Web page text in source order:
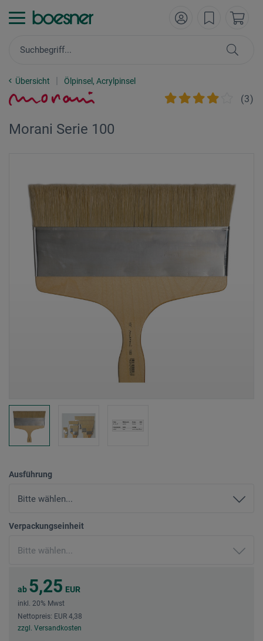
Übersicht Ölpinsel, Acrylpinsel
(3)
Morani Serie 100
Ausführung
Verpackungseinheit
ab 5,25 EUR
inkl. 20% Mwst
Nettopreis: EUR 4,38
zzgl. Versandkosten